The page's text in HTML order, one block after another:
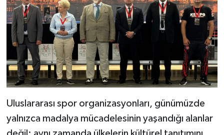
Uluslararası spor organizasyonları, günümüzde
yalnızca madalya mücadelesinin yaşandığı alanlar